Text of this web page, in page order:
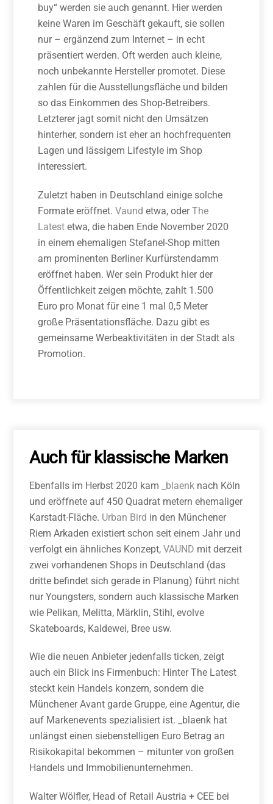
buy“ werden sie auch genannt. Hier werden
keine Waren im Geschäft gekauft, sie sollen
nur – ergänzend zum Internet – in echt
präsentiert werden. Oft werden auch kleine,
noch unbekannte Hersteller pro­motet. Diese
zahlen für die Ausstellungs­fläche und bilden
so das Einkommen des Shop­-Betreibers.
Letzterer jagt somit nicht den Umsätzen
hinterher, sondern ist eher an hochfrequenten
Lagen und lässigem Lifestyle im Shop
interessiert.
Zuletzt haben in Deutschland einige solche
Formate eröffnet.Vaund etwa, oderThe
Latest etwa, die haben Ende No­vember 2020
in einem ehemaligen Stefa­nel-­Shop mitten
am prominenten Berliner Kurfürstendamm
eröffnet haben. Wer sein Produkt hier der
Öffentlichkeit zeigen möchte, zahlt 1.500
Euro pro Monat für eine 1 mal 0,5 Meter
große Präsentations­fläche. Dazu gibt es
gemeinsame Werbe­aktivitäten in der Stadt als
Promotion.
Auch für klassische Marken
Ebenfalls im Herbst 2020 kam _blaenk nach Köln
und eröffnete auf 450 Quadrat­ metern ehemaliger
Karstadt-­Fläche. Urban Bird in den Münchener
Riem Arkaden existiert schon seit einem Jahr und
verfolgt ein ähnliches Konzept,VAUND mit derzeit
zwei vorhandenen Shops in Deutschland (das
dritte befindet sich gerade in Planung) führt nicht
nur Youngsters, sondern auch klassische Marken
wie Pelikan, Melitta, Märklin, Stihl, evolve
Skateboards, Kaldewei, Bree usw.
Wie die neuen Anbieter jedenfalls ticken, zeigt
auch ein Blick ins Firmenbuch: Hinter The Latest
steckt kein Handels­ konzern, sondern die
Münchener Avant­ garde Gruppe, eine Agentur, die
auf Markenevents spezialisiert ist. _blaenk hat
unlängst einen siebenstelligen Euro­ Betrag an
Risikokapital bekommen – mitunter von großen
Handels­ und Immobilienunternehmen.
Walter Wölfler, Head of Retail Austria + CEE bei